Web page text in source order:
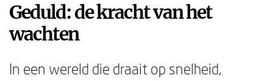
Geduld: de kracht van het
wachten
In een wereld die draait op snelheid,